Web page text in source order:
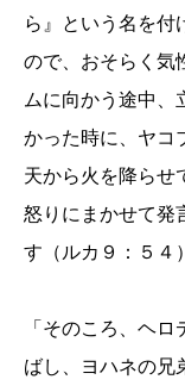
ら』という名を付
ので、おそらく気
ムに向かう途中、
かった時に、ヤコ
天から火を降らせ
怒りにまかせて発
す（ルカ９：５４
「そのころ、ヘ
ばし、ヨハネの兄